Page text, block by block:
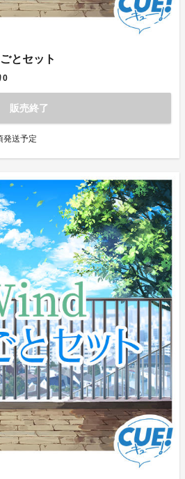
とセット
0
販売終了
発送予定